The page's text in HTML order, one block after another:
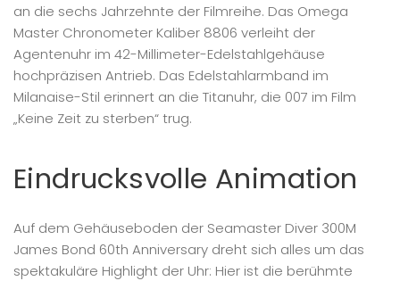
an die sechs Jahrzehnte der Filmreihe. Das Omega
Master Chronometer Kaliber 8806 verleiht der
Agentenuhr im 42-Millimeter-Edelstahlgehäuse
hochpräzisen Antrieb. Das Edelstahlarmband im
Milanaise-Stil erinnert an die Titanuhr, die 007 im Film
„Keine Zeit zu sterben“ trug.
Eindrucksvolle Animation
Auf dem Gehäuseboden der Seamaster Diver 300M
James Bond 60th Anniversary dreht sich alles um das
spektakuläre Highlight der Uhr: Hier ist die berühmte